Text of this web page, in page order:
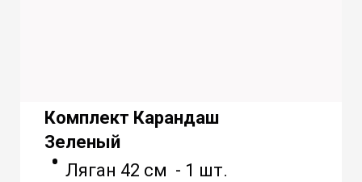
Комплект Карандаш
Зеленый
Ляган 42 см - 1 шт.